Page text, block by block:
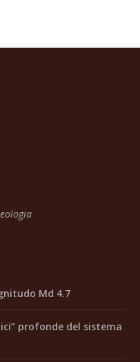
Md 4.7
profonde del sistema